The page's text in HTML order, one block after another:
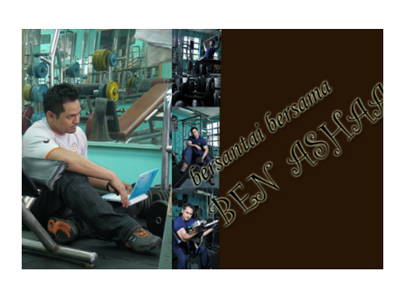
tanya sapa-sapa pun masa tu.. bila fikir-fikirkan balik terasa
jugak masa alahai teruknya kami sebagai ibubapa.. dan kami
terasa jugak semakin teruk bila abg long dah masuk 2 tahun
kat salah satu tadika swasta ni.. tapi nampaknya kenal huruf
pun tak tau.. pengsan aku bila ingat balik.. aku mula fikir
mungkin sebab abg long sendiri jenis budak yang ada
masalah dyslexia.. tapi minor la.. nanti la aku cerita pasal
dyslexia tu.. lepas tu kami buat keputusan pu...